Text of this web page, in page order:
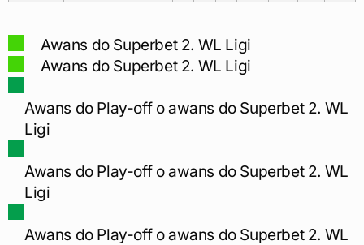
Awans do Superbet 2. WL Ligi
Awans do Superbet 2. WL Ligi
Awans do Play-off o awans do Superbet 2. WL
Ligi
Awans do Play-off o awans do Superbet 2. WL
Ligi
Awans do Play-off o awans do Superbet 2. WL